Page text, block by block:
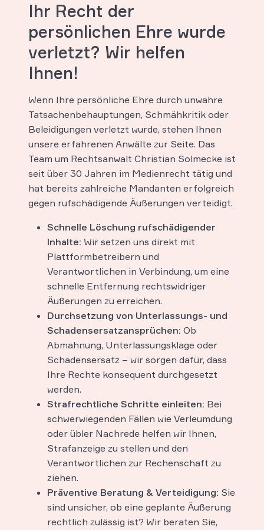
Ihr Recht der
persönlichen Ehre wurde
verletzt? Wir helfen
Ihnen!
Wenn Ihre persönliche Ehre durch unwahre
Tatsachenbehauptungen, Schmähkritik oder
Beleidigungen verletzt wurde, stehen Ihnen
unsere erfahrenen Anwälte zur Seite. Das
Team um Rechtsanwalt Christian Solmecke ist
seit über 30 Jahren im Medienrecht tätig und
hat bereits zahlreiche Mandanten erfolgreich
gegen rufschädigende Äußerungen verteidigt.
Schnelle Löschung rufschädigender
Inhalte: Wir setzen uns direkt mit
Plattformbetreibern und
Verantwortlichen in Verbindung, um eine
schnelle Entfernung rechtswidriger
Äußerungen zu erreichen.
Durchsetzung von Unterlassungs- und
Schadensersatzansprüchen: Ob
Abmahnung, Unterlassungsklage oder
Schadensersatz – wir sorgen dafür, dass
Ihre Rechte konsequent durchgesetzt
werden.
Strafrechtliche Schritte einleiten: Bei
schwerwiegenden Fällen wie Verleumdung
oder übler Nachrede helfen wir Ihnen,
Strafanzeige zu stellen und den
Verantwortlichen zur Rechenschaft zu
ziehen.
Präventive Beratung & Verteidigung: Sie
sind unsicher, ob eine geplante Äußerung
rechtlich zulässig ist? Wir beraten Sie,